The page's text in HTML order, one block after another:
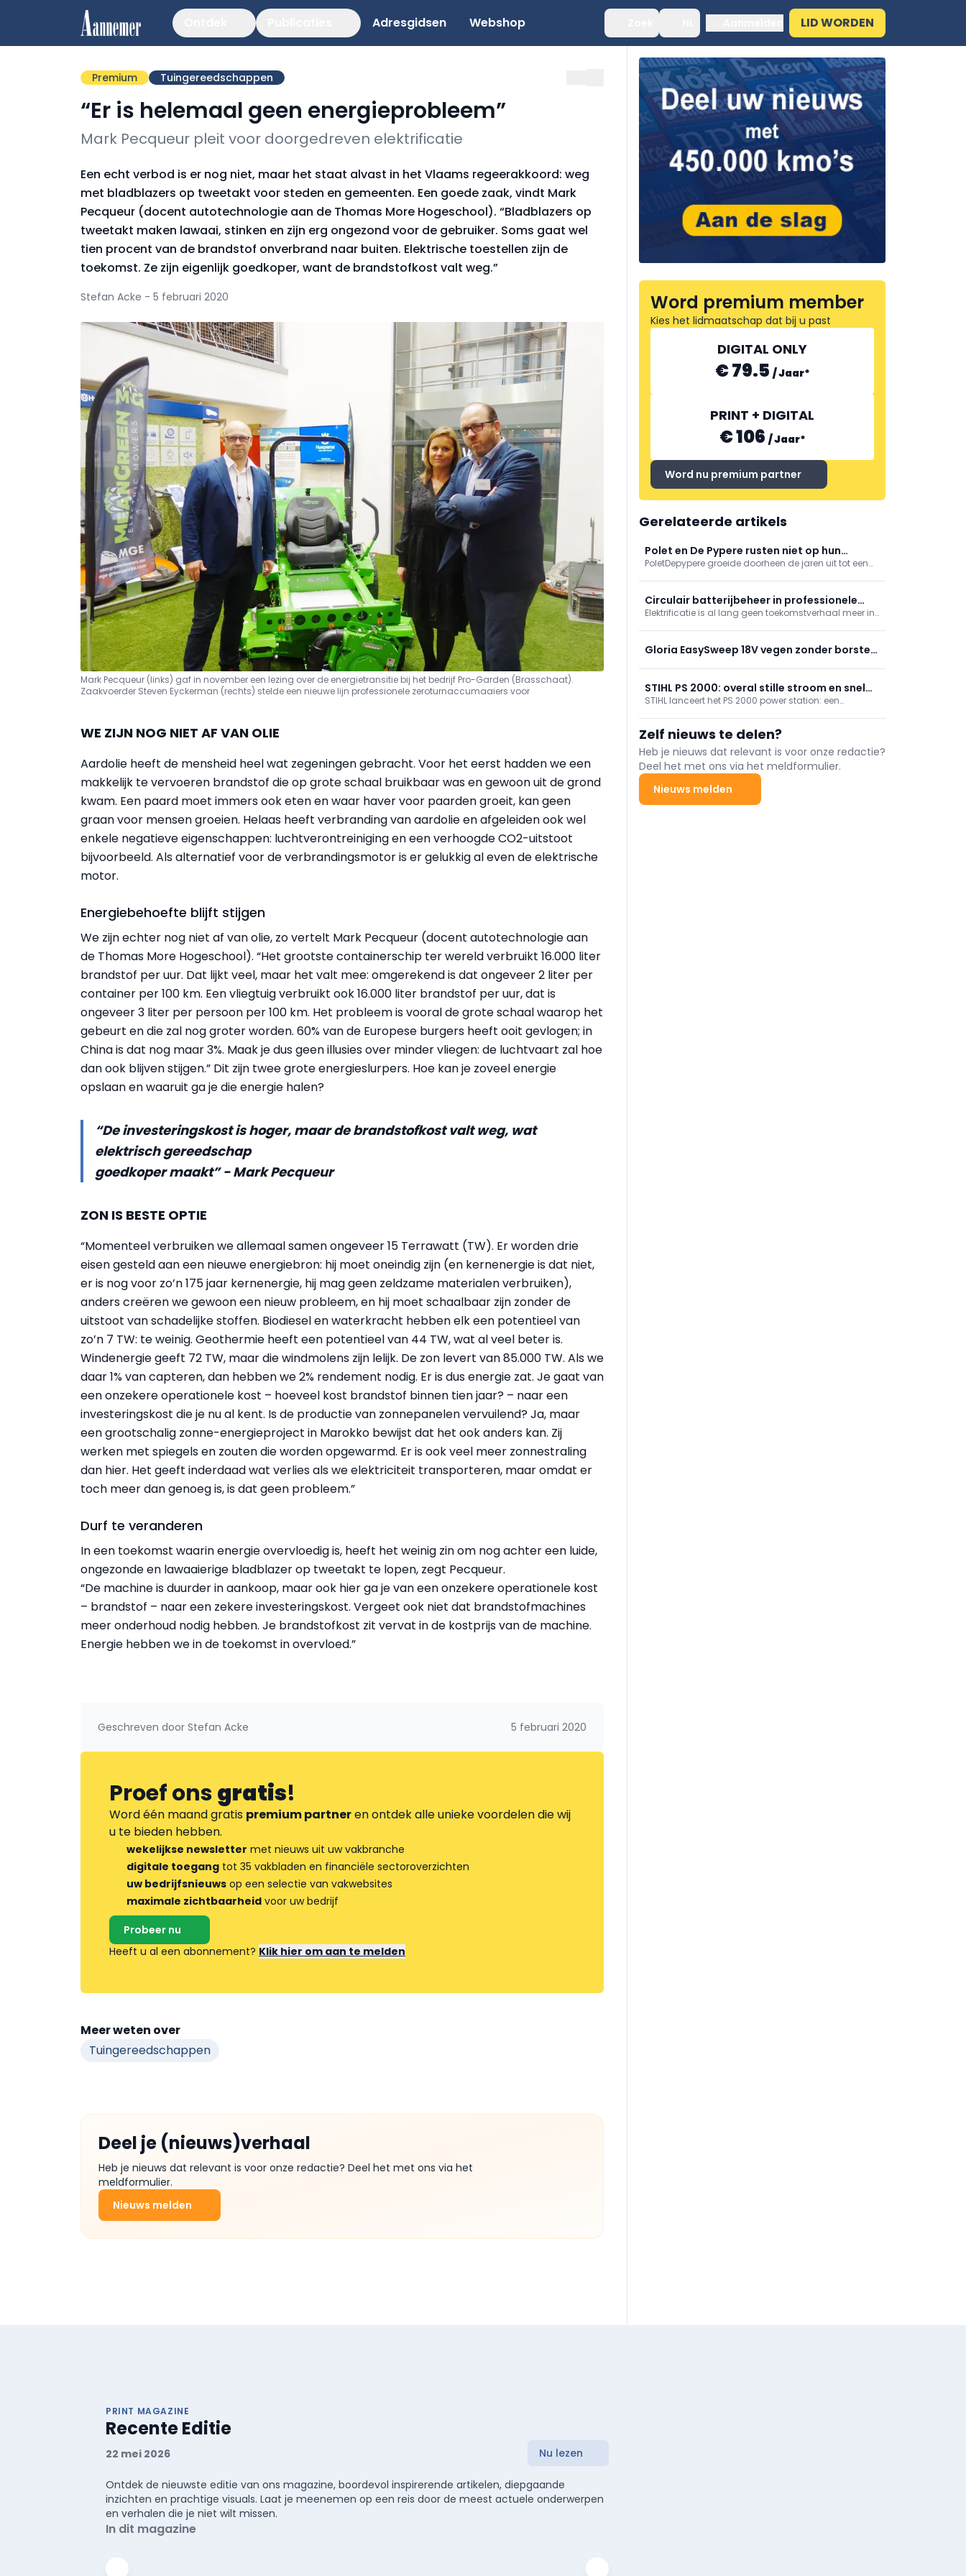
Adresgidsen Webshop LID WORDEN
Premium Tuingereedschappen
“Er is helemaal geen energieprobleem”
Mark Pecqueur pleit voor doorgedreven elektrificatie
Een echt verbod is er nog niet, maar het staat alvast in het Vlaams regeer­akkoord: weg
met bladblazers op tweetakt voor steden en gemeenten. Een goede zaak, vindt Mark
Pecqueur (docent autotechnologie aan de Thomas More Hogeschool). “Bladblazers op
tweetakt maken lawaai, stinken en zijn erg on­gezond voor de gebruiker. Soms gaat wel
tien procent van de brandstof on­verbrand naar buiten. Elektrische toestellen zijn de
toekomst. Ze zijn eigenlijk goedkoper, want de brandstofkost valt weg.”
Stefan Acke - 5 februari 2020
Mark Pecqueur (links) gaf in november een lezing over de energietransitie bij het bedrijf Pro-Garden (Brasschaat).
Zaakvoerder Steven Eyckerman (rechts) stelde een nieuwe lijn professionele zeroturnaccumaaiers voor
WE ZIJN NOG NIET AF VAN OLIE
Aardolie heeft de mensheid heel wat zegeningen gebracht. Voor het eerst hadden we een
makkelijk te vervoeren brandstof die op grote schaal bruikbaar was en gewoon uit de grond
kwam. Een paard moet immers ook eten en waar haver voor paarden groeit, kan geen
graan voor mensen groeien. Helaas heeft verbranding van aardolie en afgeleiden ook wel
enkele negatieve eigenschappen: luchtverontreiniging en een verhoogde CO2-uitstoot
bijvoorbeeld. Als alternatief voor de verbrandingsmotor is er gelukkig al even de elektrische
motor.
Energiebehoefte blijft stijgen
We zijn echter nog niet af van olie, zo vertelt Mark Pecqueur (docent autotechnologie aan
de Thomas More Hogeschool). “Het grootste containerschip ter wereld verbruikt 16.000 liter
brandstof per uur. Dat lijkt veel, maar het valt mee: omgerekend is dat ongeveer 2 liter per
container per 100 km. Een vliegtuig verbruikt ook 16.000 liter brandstof per uur, dat is
ongeveer 3 liter per persoon per 100 km. Het probleem is vooral de grote schaal waarop het
gebeurt en die zal nog groter worden. 60% van de Europese burgers heeft ooit gevlogen; in
China is dat nog maar 3%. Maak je dus geen illusies over minder vliegen: de luchtvaart zal hoe
dan ook blijven stijgen.” Dit zijn twee grote energieslurpers. Hoe kan je zoveel energie
opslaan en waaruit ga je die energie halen?
“De investeringskost is hoger, maar de brandstofkost valt weg, wat
elektrisch gereedschap
goedkoper maakt” - Mark Pecqueur
ZON IS BESTE OPTIE
“Momenteel verbruiken we allemaal samen ongeveer 15 Terrawatt (TW). Er worden drie
eisen gesteld aan een nieuwe energiebron: hij moet oneindig zijn (en kernenergie is dat niet,
er is nog voor zo’n 175 jaar kernenergie, hij mag geen zeldzame materialen verbruiken),
anders creëren we gewoon een nieuw probleem, en hij moet schaalbaar zijn zonder de
uitstoot van schadelijke stoffen. Biodiesel en waterkracht hebben elk een potentieel van
zo’n 7 TW: te weinig. Geothermie heeft een potentieel van 44 TW, wat al veel beter is.
Windenergie geeft 72 TW, maar die windmolens zijn lelijk. De zon levert van 85.000 TW. Als we
daar 1% van capteren, dan hebben we 2% rendement nodig. Er is dus energie zat. Je gaat van
een onzekere operationele kost – hoeveel kost brandstof binnen tien jaar? – naar een
investeringskost die je nu al kent. Is de productie van zonnepanelen vervuilend? Ja, maar
een grootschalig zonne-energieproject in Marokko bewijst dat het ook anders kan. Zij
werken met spiegels en zouten die worden opgewarmd. Er is ook veel meer zonnestraling
dan hier. Het geeft inderdaad wat verlies als we elektriciteit transporteren, maar omdat er
toch meer dan genoeg is, is dat geen probleem.”
Durf te veranderen
In een toekomst waarin energie overvloedig is, heeft het weinig zin om nog achter een luide,
ongezonde en lawaaierige bladblazer op tweetakt te lopen, zegt Pecqueur.
“De machine is duurder in aankoop, maar ook hier ga je van een onzekere operationele kost
– brandstof – naar een zekere investeringskost. Vergeet ook niet dat brandstofmachines
meer onderhoud nodig hebben. Je brandstofkost zit vervat in de kostprijs van de machine.
Energie hebben we in de toekomst in overvloed.”
Geschreven door Stefan Acke 5 februari 2020
Proef onsgratis!
Word één maand gratis premium partneren ontdek alle unieke voordelen die wij
u te bieden hebben.
wekelijkse newsletter met nieuws uit uw vakbranche
digitale toegang tot 35 vakbladen en financiële sectoroverzichten
uw bedrijfsnieuws op een selectie van vakwebsites
maximale zichtbaarheid voor uw bedrijf
Probeer nu
Heeft u al een abonnement? Klik hier om aan te melden
Meer weten over
Tuingereedschappen
Deel je (nieuws)verhaal
Heb je nieuws dat relevant is voor onze redactie? Deel het met ons via het
meldformulier.
Nieuws melden
Word premium member
Kies het lidmaatschap dat bij u past
DIGITAL ONLY
€ 79.5 /Jaar*
PRINT + DIGITAL
€ 106 /Jaar*
Word nu premium partner
Gerelateerde artikels
Polet en De Pypere rusten niet op hun
lauweren tijdens Green 2026
PoletDepypere groeide doorheen de jaren uit tot een
Ardooie oefenen ervaren smeden het ambacht nog
steeds uit op traditionele wijze, aangevuld met ...
Circulair batterijbeheer in professionele
tools
Elektrificatie is al lang geen toekomstverhaal meer in
meer machines en toestellen op batterijen.
Gloria EasySweep 18V vegen zonder borstel
STIHL PS 2000: overal stille stroom en snel
laden zonder stopcontact
STIHL lanceert het PS 2000 power station: een
voeden, ook zonder netstroom. Met IPX4-
spatwaterbescherming, display, verlichting en
diverse uitgangen. Beschikbaar juni 2026.
Zelf nieuws te delen?
Heb je nieuws dat relevant is voor onze redactie?
Deel het met ons via het meldformulier.
Nieuws melden
PRINT MAGAZINE
Recente Editie
22 mei 2026 Nu lezen
Ontdek de nieuwste editie van ons magazine, boordevol inspirerende artikelen, diepgaande
inzichten en prachtige visuals. Laat je meenemen op een reis door de meest actuele onderwerpen
en verhalen die je niet wilt missen.
In dit magazine